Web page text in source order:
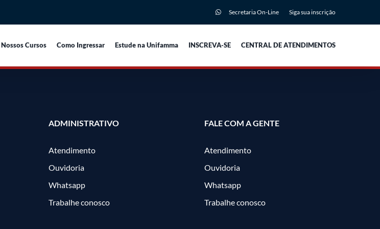
Secretaria On-Line Siga sua inscrição
Nossos Cursos Como Ingressar Estude na Unifamma INSCREVA-SE CENTRAL DE ATENDIMENTOS
ADMINISTRATIVO
Atendimento
Ouvidoria
Whatsapp
Trabalhe conosco
FALE COM A GENTE
Atendimento
Ouvidoria
Whatsapp
Trabalhe conosco